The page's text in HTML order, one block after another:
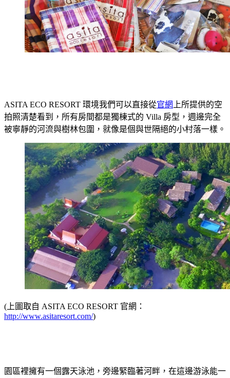
ASITA ECO RESORT 環境我們可以直接從官網 上所提供的空
拍照清楚看到，所有房間都是獨棟式的 Villa 房型，週邊完全
被寧靜的河流與樹林包圍，就像是個與世隔絕的小村落一樣。
(上圖取自 ASITA ECO RESORT 官網：
http://www.asitaresort.com/)
園區裡擁有一個露天泳池，旁邊緊臨著河畔，在這邊游泳能一